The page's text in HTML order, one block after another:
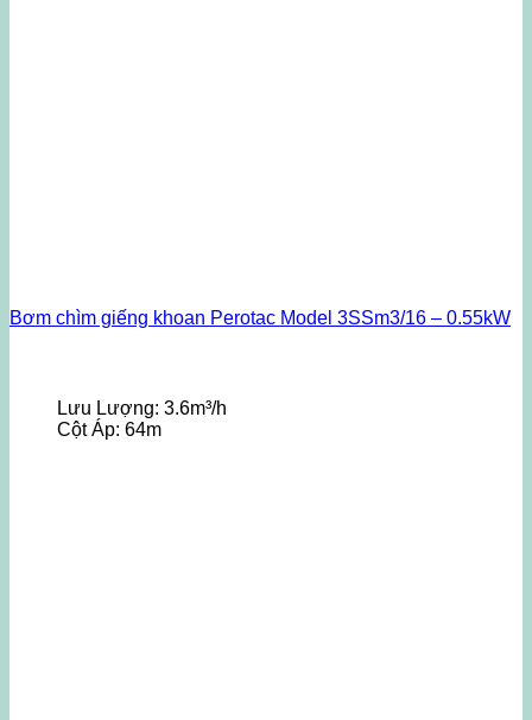
Bơm chìm giếng khoan Perotac Model 3SSm3/16 – 0.55kW
Lưu Lượng: 3.6m³/h
Cột Áp: 64m